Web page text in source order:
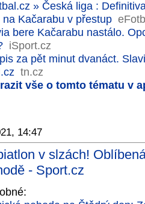
» Česká liga :
na Kačarabu v přestup
bere Kačarabu nastálo.
iSport.cz
za pět minut dvanáct.
tn.cz
vše o tomto tématu v
14:47
v slzách!
- Sport.cz